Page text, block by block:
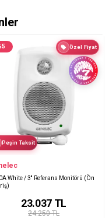
5 Özel Fiyat
Peşin Taksit
White / 3'' Referans Monitörü (Ön
24.250 TL
23.037TL